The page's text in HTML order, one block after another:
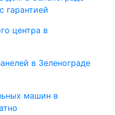
гарантией
центра в
в Зеленограде
машин в